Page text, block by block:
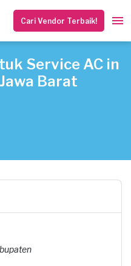
Cari Vendor Terbaik!
Service AC in
Barat